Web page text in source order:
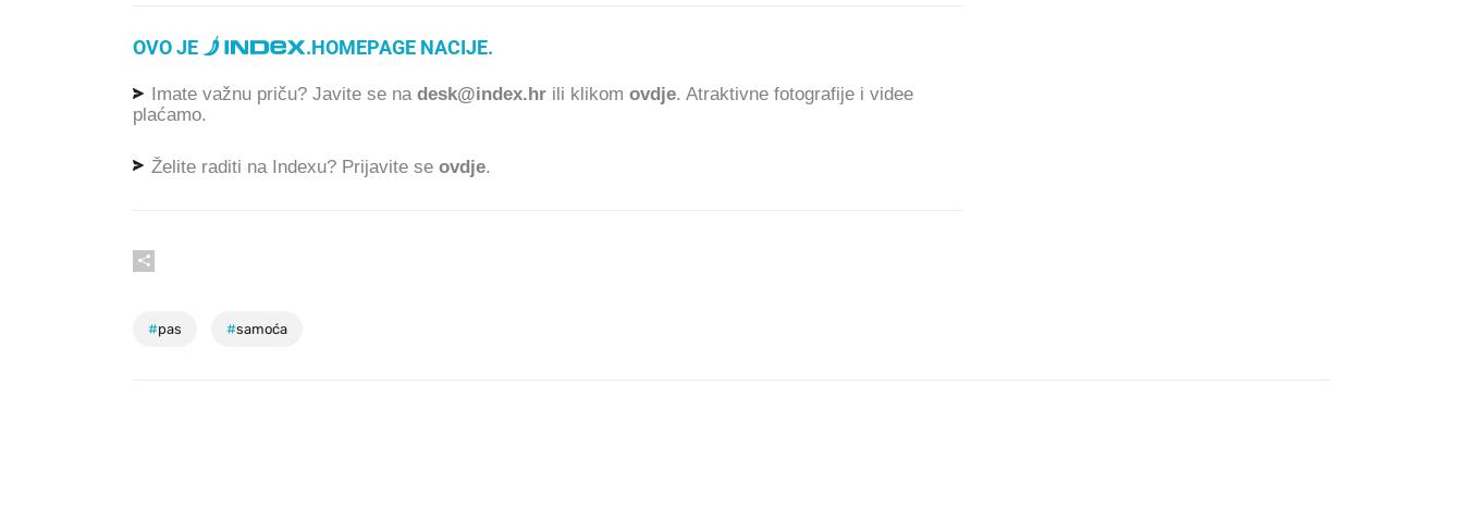
OVO JE .HOMEPAGE NACIJE.
Imate važnu priču? Javite se na desk@index.hr ili klikom ovdje. Atraktivne fotografije i videe
plaćamo.
Želite raditi na Indexu? Prijavite se ovdje.
#pas #samoća